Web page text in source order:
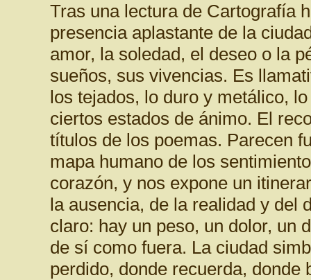
Tras una lectura de Cartografía
presencia aplastante de la
amor, la soledad, el deseo o la
sueños, sus vivencias. Es
los tejados, lo duro y metálico,
ciertos estados de ánimo. El
títulos de los poemas. Parecen
mapa humano de los
corazón, y nos expone un
la ausencia, de la realidad y del
claro: hay un peso, un dolor, un
de sí como fuera. La ciudad
perdido, donde recuerda,